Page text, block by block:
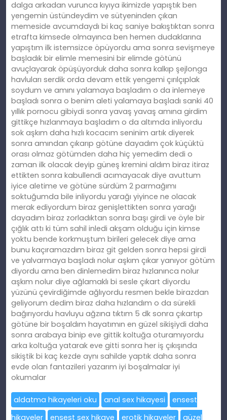
dalga arkadan vurunca kıyıya ikimizde yapıştık ben
yengemin üstündeydim ve sütyeninden çıkan
memeside avcumdaydı bi kaç saniye bakıştıktan sonra
etrafta kimsede olmayınca ben hemen dudaklarına
yapıştım ilk istemsizce öpüyordu ama sonra sevişmeye
başladık bir elimle memesini bir elimde götünü
avuçlayarak öpüşüyorduk daha sonra kalkıp şejlonga
havluları serdik orda devam ettik yengemi çırılçıplak
soydum ve amını yalamaya başladım o da inlemeye
başladı sonra o benim aleti yalamaya başladı sanki 40
yıllık pornocu gibiydi sonra yavaş yavaş amına girdim
gittikçe hızlanmaya başladım o da altımda inliyordu
sok aşkım daha hızlı kocacım seninim artık diyerek
sonra amından çıkarıp götüne dayadım çok küçüktü
orası olmaz götümden daha hiç yemedim dedi o
zaman ilk olacak deyip güneş kremini aldım biraz itiraz
ettikten sonra kabullendi acımayacak diye avuttum
iyice aletime ve götüne sürdüm 2 parmağımı
soktuğumda bile inliyordu yarağı yiyince ne olacak
merak ediyordum biraz genişlettikten sonra yarağı
dayadım biraz zorladıktan sonra başı girdi ve öyle bir
çığlık attı ki tüm sahil inledi akşam olduğu için kimse
yoktu bende korkmuştum birileri gelecek diye ama
bunu kaçıramazdım biraz git gelden sonra hepsi girdi
ve yalvarmaya başladı nolur aşkım çıkar yanıyor götüm
diyordu ama ben dinlemedim biraz hızlanınca nolur
aşkım nolur diye ağlamaklı bi sesle çıkart diyordu
yüzünü çevirdiğimde ağlıyordu resmen bekle birazdan
geliyorum dedim biraz daha hızlandım o da sürekli
bağırıyordu havluyu ağzına tıktım 5 dk sonra çıkartıp
götüne bir boşaldım hayatımın en güzel sikişiydi daha
sonra arabaya binip eve gittik koltuğa oturamıyordu
arka koltuğa yatarak eve gitti sonra her iş çıkışında
sikiştik bi kaç kezde aynı sahilde yaptık daha sonra
evde olan fantazileri yazarım iyi boşalmalar iyi
okumalar
aldatma hikayeleri oku anal sex hikayesi
ensest
hikayeler
ensest sex hikaye erotik hikayeler güzel